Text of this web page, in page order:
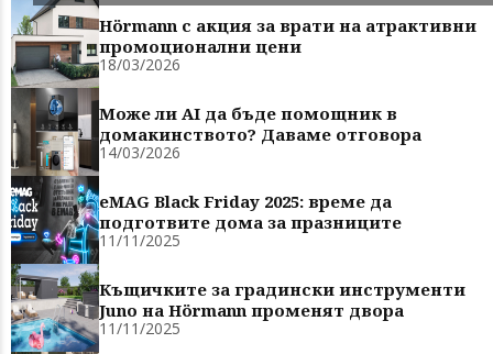
Hörmann с акция за врати на атрактивни
промоционални цени
18/03/2026
Може ли AI да бъде помощник в
домакинството? Даваме отговора
14/03/2026
eMAG Black Friday 2025: време да
подготвите дома за празниците
11/11/2025
Къщичките за градински инструменти
Juno на Hörmann променят двора
11/11/2025